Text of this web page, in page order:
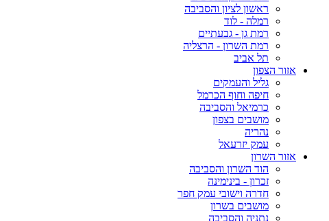
ראשון לציון והסביבה
רמלה - לוד
רמת גן - גבעתיים
רמת השרון - הרצליה
תל אביב
אזור הצפון
גליל והעמקים
חיפה וחוף הכרמל
כרמיאל והסביבה
מושבים בצפון
נהריה
עמק יזרעאל
אזור השרון
הוד השרון והסביבה
זכרון - בינימינה
חדרה וישובי עמק חפר
מושבים בשרון
נתניה והסביבה